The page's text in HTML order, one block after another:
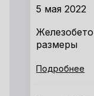
5 мая 2022
размеры
Подробнее